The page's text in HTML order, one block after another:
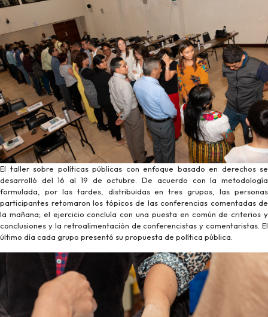
El taller sobre políticas públicas con enfoque basado en derechos se
desarrolló del 16 al 19 de octubre. De acuerdo con la metodología
formulada, por las tardes, distribuidas en tres grupos, las personas
participantes retomaron los tópicos de las conferencias comentadas de
la mañana; el ejercicio concluía con una puesta en común de criterios y
conclusiones y la retroalimentación de conferencistas y comentaristas. El
último día cada grupo presentó su propuesta de política pública.